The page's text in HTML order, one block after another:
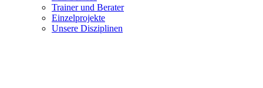
Trainer und Berater
Einzelprojekte
Unsere Disziplinen